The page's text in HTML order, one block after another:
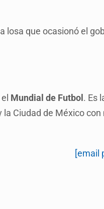
losa que ocasionó el
Mundial de Futbol . Es
Ciudad de México con
[email